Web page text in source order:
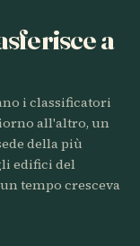
a
i classificatori
all'altro, un
della più
edifici del
tempo cresceva